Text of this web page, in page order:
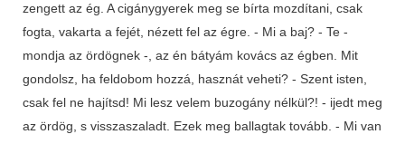
zengett az ég. A cigánygyerek meg se bírta mozdítani, csak
fogta, vakarta a fejét, nézett fel az égre. - Mi a baj? - Te -
mondja az ördögnek -, az én bátyám kovács az égben. Mit
gondolsz, ha feldobom hozzá, hasznát veheti? - Szent isten,
csak fel ne hajítsd! Mi lesz velem buzogány nélkül?! - ijedt meg
az ördög, s visszaszaladt. Ezek meg ballagtak tovább. - Mi van